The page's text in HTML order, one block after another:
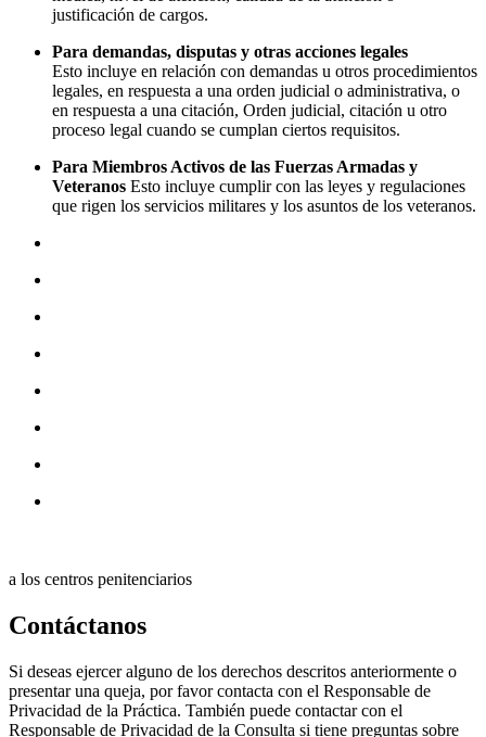
justificación de cargos.
Para demandas, disputas y otras acciones legales
Esto incluye en relación con demandas u otros procedimientos
legales, en respuesta a una orden judicial o administrativa, o
en respuesta a una citación, Orden judicial, citación u otro
proceso legal cuando se cumplan ciertos requisitos.
Para Miembros Activos de las Fuerzas Armadas y
Veteranos Esto incluye cumplir con las leyes y regulaciones
que rigen los servicios militares y los asuntos de los veteranos.
a los centros penitenciarios
Contáctanos
Si deseas ejercer alguno de los derechos descritos anteriormente o
presentar una queja, por favor contacta con el Responsable de
Privacidad de la Práctica. También puede contactar con el
Responsable de Privacidad de la Consulta si tiene preguntas sobre